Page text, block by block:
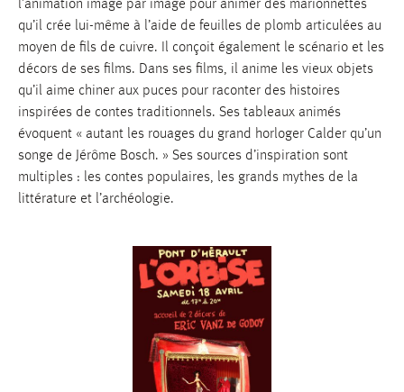
l’animation image par image pour animer des marionnettes
qu’il crée lui-même à l’aide de feuilles de plomb articulées au
moyen de fils de cuivre. Il conçoit également le scénario et les
décors de ses films. Dans ses films, il anime les vieux objets
qu’il aime chiner aux puces pour raconter des histoires
inspirées de contes traditionnels. Ses tableaux animés
évoquent « autant les rouages du grand horloger Calder qu’un
songe de Jérôme Bosch. » Ses sources d’inspiration sont
multiples : les contes populaires, les grands mythes de la
littérature et l’archéologie.